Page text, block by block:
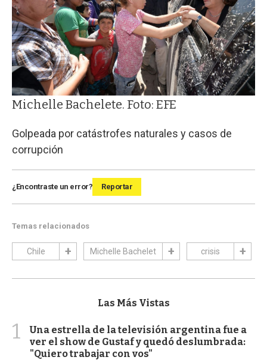
Michelle Bachelete. Foto: EFE
Golpeada por catástrofes naturales y casos de
corrupción
¿Encontraste un error? Reportar
Temas relacionados
Chile Michelle Bachelet crisis
Las Más Vistas
1
Una estrella de la televisión argentina fue a
ver el show de Gustaf y quedó deslumbrada:
"Quiero trabajar con vos"